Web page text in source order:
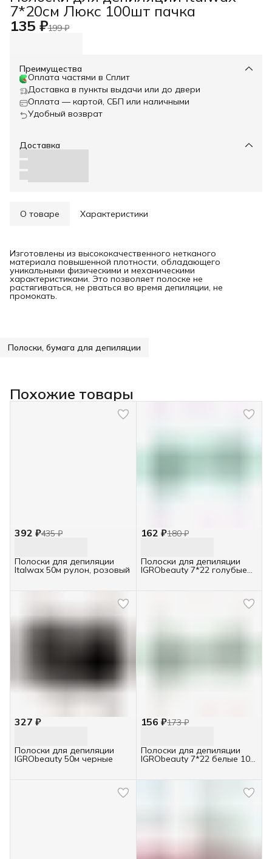
Главная ›
7*20см Люкс 100шт пачка
135 ₽199 ₽
Преимущества
Оплата частями в Сплит
Доставка в пункты выдачи или до двери
Оплата — картой, СБП или наличными
Удобный возврат
Доставка
О товаре Характеристики
Изготовлены из высококачественного нетканого
материала повышенной плотности, обладающего
уникальными физическими и механическими
характеристиками. Это позволяет полоске не
растягиваться, не рваться во время депиляции, не
промокать.
Полоски, бумага для депиляции
Похожие товары
392 ₽435 ₽
Полоски для депиляции
Italwax 50м рулон, розовый
162 ₽180 ₽
Полоски для депиляции
IGRObeauty 7*22 голубые
327 ₽
Полоски для депиляции
IGRObeauty 50м черные
156 ₽173 ₽
Полоски для депиляции
IGRObeauty 7*22 белые 100